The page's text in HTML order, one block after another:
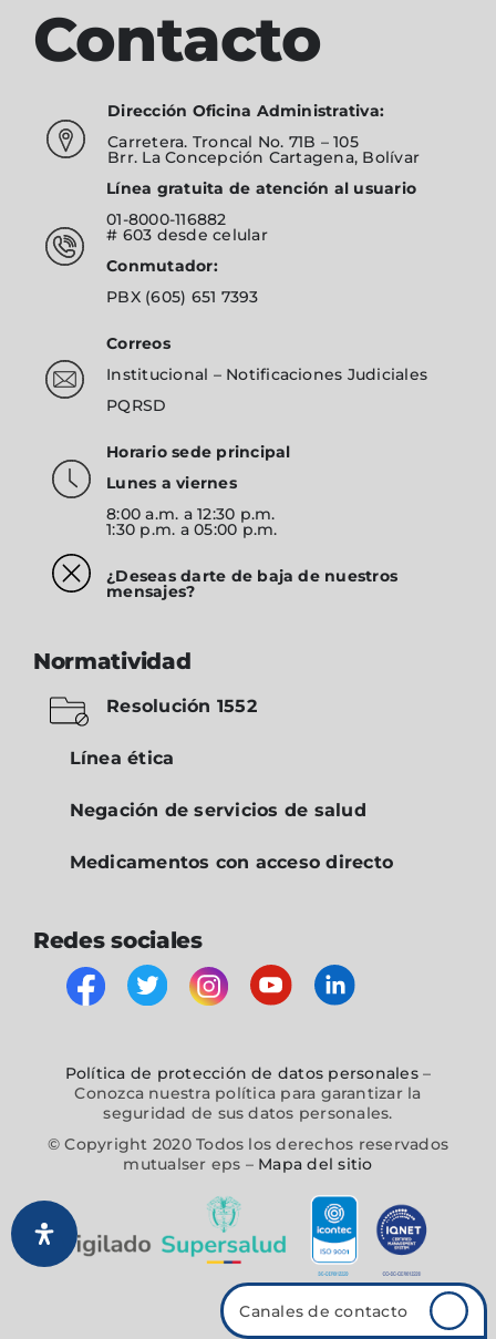
Canales de contacto
Contacto
Dirección Oficina Administrativa:
Carretera. Troncal No. 71B – 105
Brr. La Concepción Cartagena, Bolívar
Línea gratuita de atención al usuario
01-8000-116882
# 603 desde celular
Conmutador:
PBX (605) 651 7393
Correos
Institucional – Notificaciones Judiciales
PQRSD
Horario sede principal
Lunes a viernes
8:00 a.m. a 12:30 p.m.
1:30 p.m. a 05:00 p.m.
¿Deseas darte de baja de nuestros
mensajes?
Normatividad
Resolución 1552
Línea ética
Negación de servicios de salud
Medicamentos con acceso directo
Redes sociales
Política de protección de datos personales–
Conozca nuestra política para garantizar la
seguridad de sus datos personales.
© Copyright 2020 Todos los derechos reservados
mutualser eps – Mapa del sitio